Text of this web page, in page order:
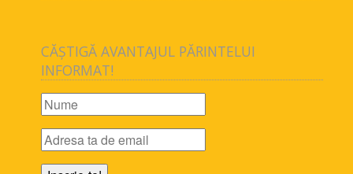
CĂȘTIGĂ AVANTAJUL PĂRINTELUI
INFORMAT!